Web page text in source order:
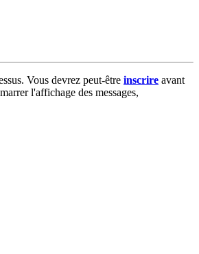
Vous devrez peut-être inscrire avant
l'affichage des messages,